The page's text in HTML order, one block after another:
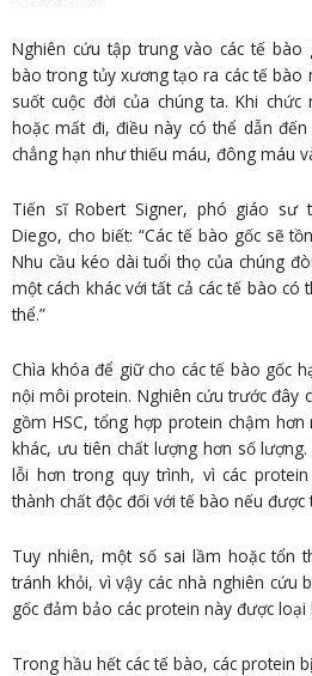
Nghiên cứu tập trung vào các tế bào
bào trong tủy xương tạo ra các tế bào
suốt cuộc đời của chúng ta. Khi
hoặc mất đi, điều này có thể dẫn
chẳng hạn như thiếu máu, đông máu
Tiến sĩ Robert Signer, phó giáo sư
Diego, cho biết: “Các tế bào gốc sẽ
Nhu cầu kéo dài tuổi thọ của chúng
một cách khác với tất cả các tế bào có
thể.”
Chìa khóa để giữ cho các tế bào gốc
nội môi protein. Nghiên cứu trước đây
gồm HSC, tổng hợp protein chậm
khác, ưu tiên chất lượng hơn số
lỗi hơn trong quy trình, vì các
thành chất độc đối với tế bào nếu được
Tuy nhiên, một số sai lầm hoặc tổn
tránh khỏi, vì vậy các nhà nghiên cứu
gốc đảm bảo các protein này được loại
Trong hầu hết các tế bào, các protein